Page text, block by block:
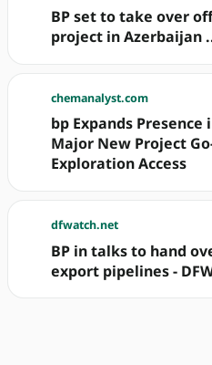
BP set to take over
project in Azerbaijan
chemanalyst.com
bp Expands
Major New Project
Exploration Access
dfwatch.net
BP in talks to hand
export pipelines -